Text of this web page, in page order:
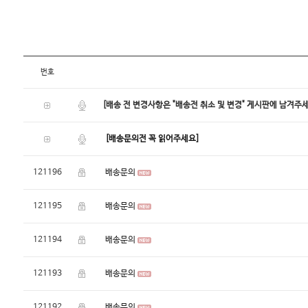
번호
[배송 전 변경사항은 "배송전 취소 및 변경" 게시판에 남겨주
[배송문의전 꼭 읽어주세요]
121196 배송문의
121195 배송문의
121194 배송문의
121193 배송문의